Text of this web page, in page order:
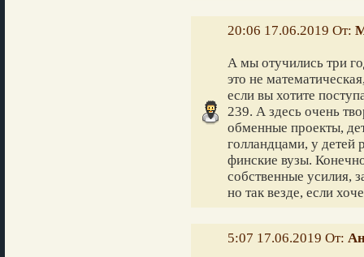
20:06 17.06.2019 От:
А мы отучились три
это не
если вы хотите
239. А здесь очень
обменные проекты,
голландцами, у детей
финские вузы.
собственные усилия,
но так везде, если
5:07 17.06.2019 От: